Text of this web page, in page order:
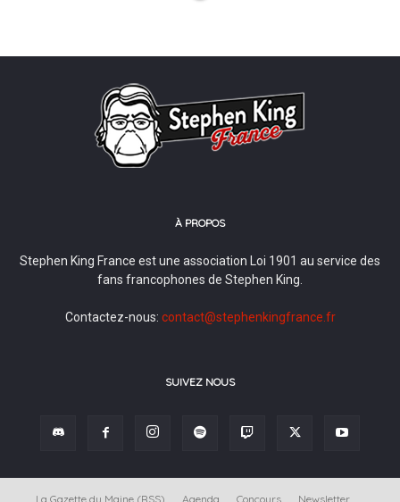
À PROPOS
Stephen King France est une association Loi 1901 au service des
fans francophones de Stephen King.
Contactez-nous: contact@stephenkingfrance.fr
SUIVEZ NOUS
La Gazette du Maine (RSS) Agenda Concours Newsletter